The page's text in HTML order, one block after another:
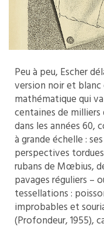
Peu à peu, Escher
version noir et
mathématique qui
centaines de milliers
dans les années 60,
à grande échelle :
perspectives
rubans de Mœbius,
pavages réguliers –
tessellations :
improbables et
(Profondeur, 1955),